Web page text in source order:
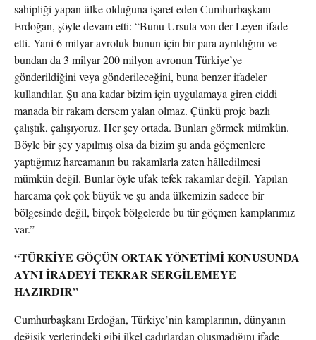
sahipliği yapan ülke olduğuna işaret eden Cumhurbaşkanı
Erdoğan, şöyle devam etti: “Bunu Ursula von der Leyen ifade
etti. Yani 6 milyar avroluk bunun için bir para ayrıldığını ve
bundan da 3 milyar 200 milyon avronun Türkiye’ye
gönderildiğini veya gönderileceğini, buna benzer ifadeler
kullandılar. Şu ana kadar bizim için uygulamaya giren ciddi
manada bir rakam dersem yalan olmaz. Çünkü proje bazlı
çalıştık, çalışıyoruz. Her şey ortada. Bunları görmek mümkün.
Böyle bir şey yapılmış olsa da bizim şu anda göçmenlere
yaptığımız harcamanın bu rakamlarla zaten hâlledilmesi
mümkün değil. Bunlar öyle ufak tefek rakamlar değil. Yapılan
harcama çok çok büyük ve şu anda ülkemizin sadece bir
bölgesinde değil, birçok bölgelerde bu tür göçmen kamplarımız
var.”
“TÜRKİYE GÖÇÜN ORTAK YÖNETİMİ KONUSUNDA
AYNI İRADEYİ TEKRAR SERGİLEMEYE
HAZIRDIR”
Cumhurbaşkanı Erdoğan, Türkiye’nin kamplarının, dünyanın
değişik yerlerindeki gibi ilkel çadırlardan oluşmadığını ifade